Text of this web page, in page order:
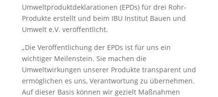
Umweltproduktdeklarationen (EPDs) für drei Rohr-
Produkte erstellt und beim IBU Institut Bauen und
Umwelt e.V. veröffentlicht.
„Die Veröffentlichung der EPDs ist für uns ein
wichtiger Meilenstein. Sie machen die
Umweltwirkungen unserer Produkte transparent und
ermöglichen es uns, Verantwortung zu übernehmen.
Auf dieser Basis können wir gezielt Maßnahmen